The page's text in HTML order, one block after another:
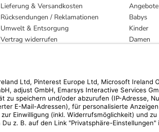
Lieferung & Versandkosten
Rücksendungen / Reklamationen
Umwelt & Entsorgung
Vertrag widerrufen
Angebote
Babys
Kinder
Damen
Marken